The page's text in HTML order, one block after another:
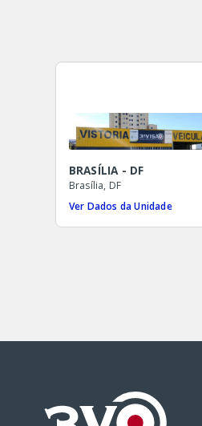
BRASÍLIA - DF
Brasília, DF
Ver Dados da Unidade